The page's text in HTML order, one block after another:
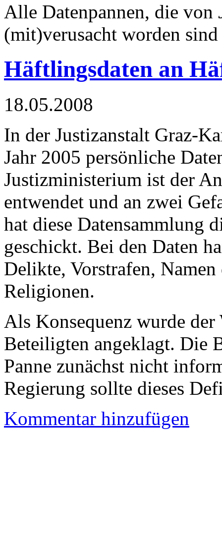
Alle Datenpannen, die von
(mit)verusacht worden sind
Häftlingsdaten an
18.05.2008
In der Justizanstalt Graz-
Jahr 2005 persönliche
Justizministerium ist der
entwendet und an zwei
hat diese Datensammlung
geschickt. Bei den Daten
Delikte, Vorstrafen,
Religionen.
Als Konsequenz wurde
Beteiligten angeklagt. Die
Panne zunächst nicht
Regierung sollte dieses
Kommentar hinzufügen